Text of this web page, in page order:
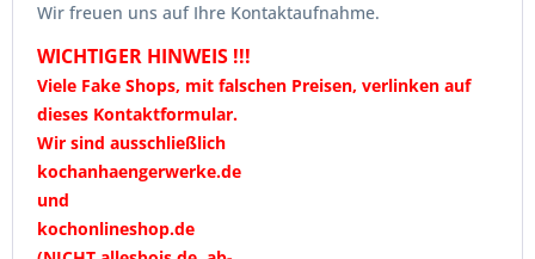
Wir freuen uns auf Ihre Kontaktaufnahme.
WICHTIGER HINWEIS !!!
Viele Fake Shops, mit falschen Preisen, verlinken auf
dieses Kontaktformular.
Wir sind ausschließlich
kochanhaengerwerke.de
und
kochonlineshop.de